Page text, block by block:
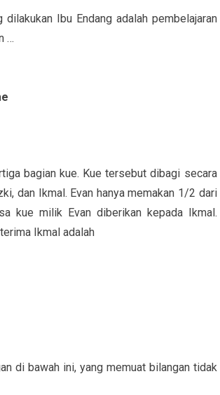
dilakukan Ibu Endang adalah pembelajaran
…
bagian kue. Kue tersebut dibagi secara
dan Ikmal. Evan hanya memakan 1/2 dari
kue milik Evan diberikan kepada Ikmal.
Ikmal adalah
di bawah ini, yang memuat bilangan tidak